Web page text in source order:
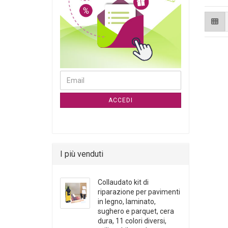
ACCEDI
I più venduti
Collaudato kit di
riparazione per pavimenti
in legno, laminato,
sughero e parquet, cera
dura, 11 colori diversi,